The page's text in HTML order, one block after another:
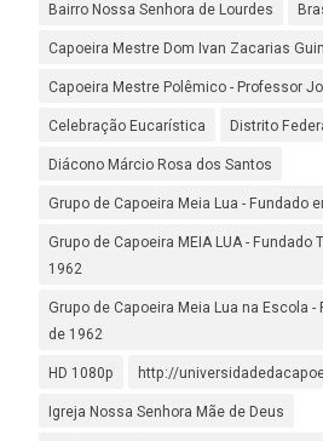
Bairro Nossa Senhora de Lourdes
Capoeira Mestre Dom Ivan Zacarias
Capoeira Mestre Polêmico - Professor
Celebração Eucarística Distrito
Diácono Márcio Rosa dos Santos
Grupo de Capoeira Meia Lua - Fundado
Grupo de Capoeira MEIA LUA - Fundado
1962
Grupo de Capoeira Meia Lua na Escola
de 1962
HD 1080p http://
Igreja Nossa Senhora Mãe de Deus